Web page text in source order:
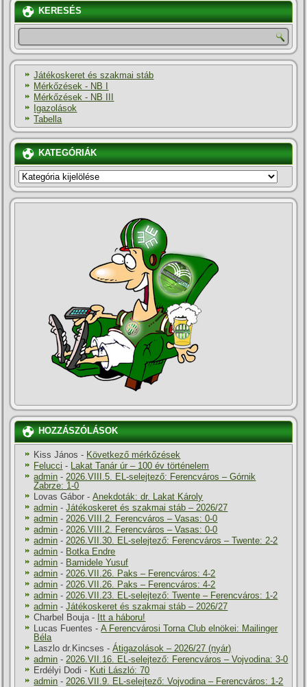
KERESÉS
Játékoskeret és szakmai stáb
Mérkőzések - NB I
Mérkőzések - NB III
Igazolások
Tabella
KATEGÓRIÁK
KATEGÓRIÁK
HOZZÁSZÓLÁSOK
Kiss János - Következő mérkőzések
Felucci - Lakat Tanár úr – 100 év történelem
admin -2026.VIII.5. EL-selejtező: Ferencváros – Górnik
Zabrze: 1-0
Lovas Gábor -Anekdoták: dr. Lakat Károly
admin -Játékoskeret és szakmai stáb – 2026/27
admin -2026.VIII.2. Ferencváros – Vasas: 0-0
admin -2026.VIII.2. Ferencváros – Vasas: 0-0
admin -2026.VII.30. EL-selejtező: Ferencváros – Twente: 2-2
admin - Botka Endre
admin - Bamidele Yusuf
admin -2026.VII.26. Paks – Ferencváros: 4-2
admin -2026.VII.26. Paks – Ferencváros: 4-2
admin -2026.VII.23. EL-selejtező: Twente – Ferencváros: 1-2
admin -Játékoskeret és szakmai stáb – 2026/27
Charbel Bouja- Itt a háboru!
Lucas Fuentes -A Ferencvárosi Torna Club elnökei: Mailinger
Béla
Laszlo dr.Kincses -Átigazolások – 2026/27 (nyár)
admin -2026.VII.16. EL-selejtező: Ferencváros – Vojvodina: 3-0
Erdélyi Dodi - Kuti László: 70
admin -2026.VII.9. EL-selejtező: Vojvodina – Ferencváros: 1-2